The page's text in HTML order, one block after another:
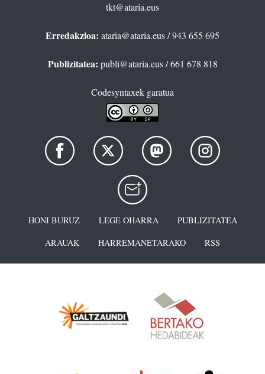
tkt@ataria.eus
Erredakzioa: ataria@ataria.eus/ 943 655 695
Publizitatea: publi@ataria.eus/ 661 678 818
Codesyntaxek garatua
HONI BURUZ LEGE OHARRA
PUBLIZITATEA
ARAUAK
HARREMANETARAKO RSS